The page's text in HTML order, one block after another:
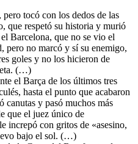
tocó con los dedos de las
que respetó su historia y murió
Barcelona, que no se vio el
pero no marcó y sí su enemigo,
goles y no los hicieron de
(…)
el Barça de los últimos tres
hasta el punto que acabaron
canutas y pasó muchos más
que el juez único de
increpó con gritos de «asesino,
bajo el sol. (…)